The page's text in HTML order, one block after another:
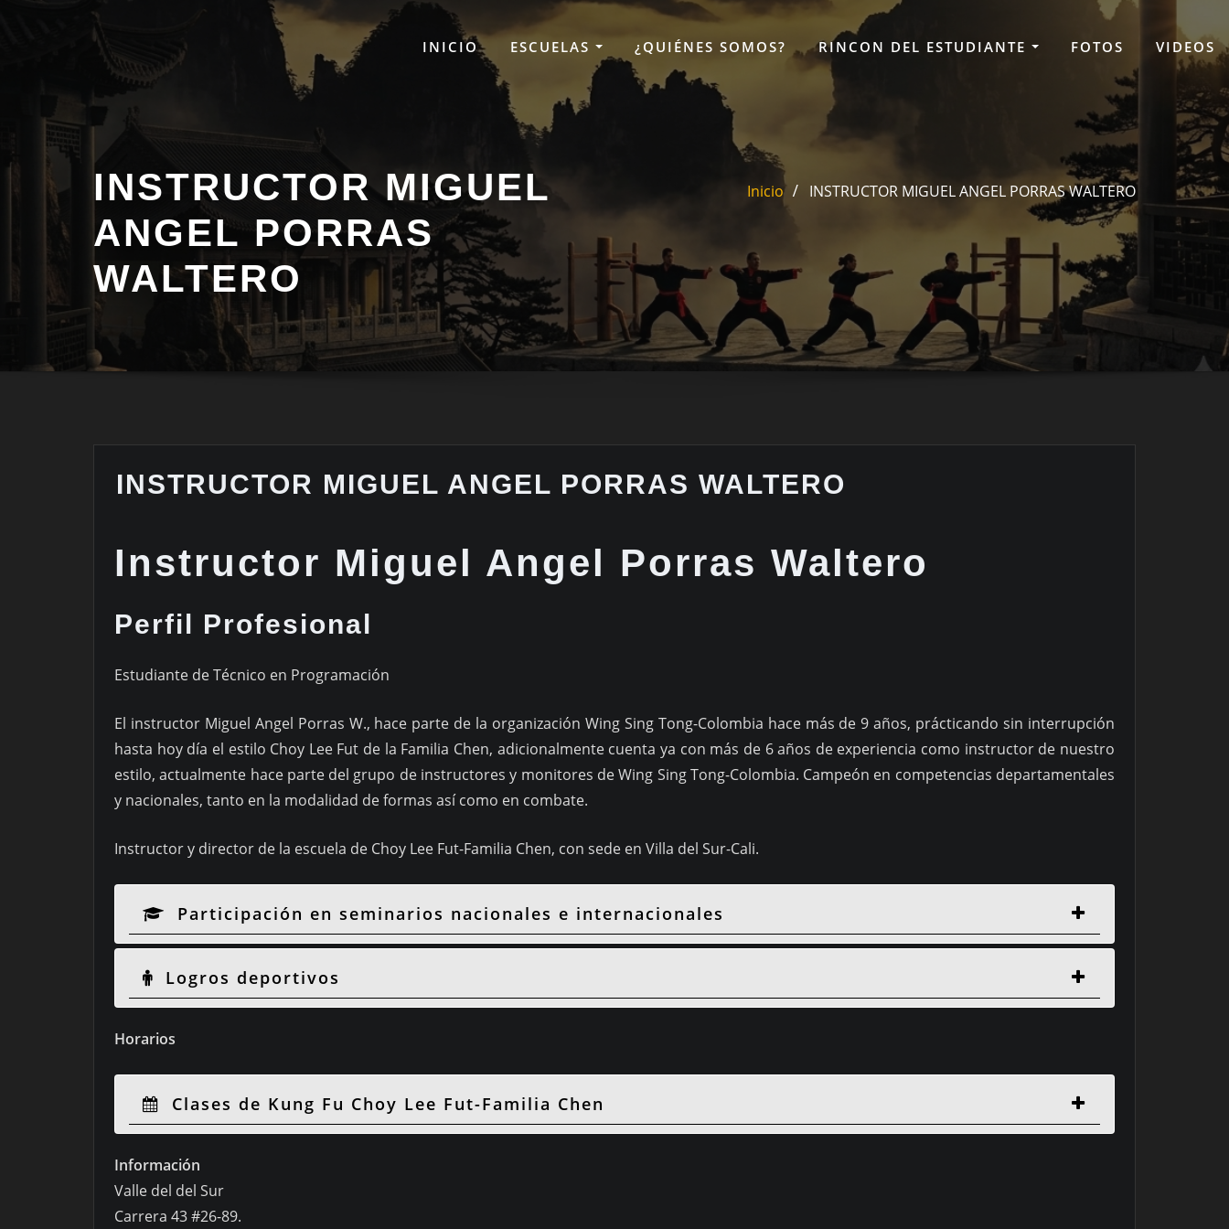
INICIO ESCUELAS ¿QUIÉNES SOMOS? RINCON DEL ESTUDIANTE FOTOS VIDEOS
INSTRUCTOR MIGUEL
ANGEL PORRAS
WALTERO
Inicio INSTRUCTOR MIGUEL ANGEL PORRAS WALTERO
INSTRUCTOR MIGUEL ANGEL PORRAS WALTERO
Instructor Miguel Angel Porras Waltero
Perfil Profesional
Estudiante de Técnico en Programación
El instructor Miguel Angel Porras W., hace parte de la organización Wing Sing Tong-Colombia hace más de 9 años, prácticando sin interrupción
hasta hoy día el estilo Choy Lee Fut de la Familia Chen, adicionalmente cuenta ya con más de 6 años de experiencia como instructor de nuestro
estilo, actualmente hace parte del grupo de instructores y monitores de Wing Sing Tong-Colombia. Campeón en competencias departamentales
y nacionales, tanto en la modalidad de formas así como en combate.
Instructor y director de la escuela de Choy Lee Fut-Familia Chen, con sede en Villa del Sur-Cali.
Participación en seminarios nacionales e internacionales
Logros deportivos
Horarios
Clases de Kung Fu Choy Lee Fut-Familia Chen
Información
Valle del del Sur
Carrera 43 #26-89.